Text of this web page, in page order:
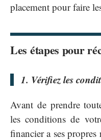
placement pour faire
Les étapes pour
1. Vérifiez les
Avant de prendre
les conditions de
financier a ses propres